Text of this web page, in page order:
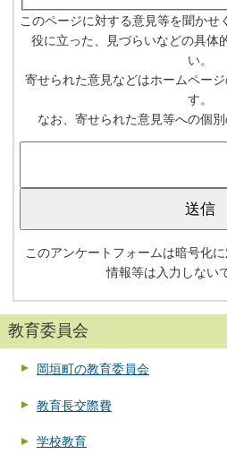
このページに対する意見等を聞かせ
役に立った、見づらいなどの具体
い。
寄せられた意見などはホームペー
す。
なお、寄せられた意見等への個別
このアンケートフォームは暗号化
情報等は入力しない
教育委員会
岡垣町の教育委員会
教育長交際費
学校教育